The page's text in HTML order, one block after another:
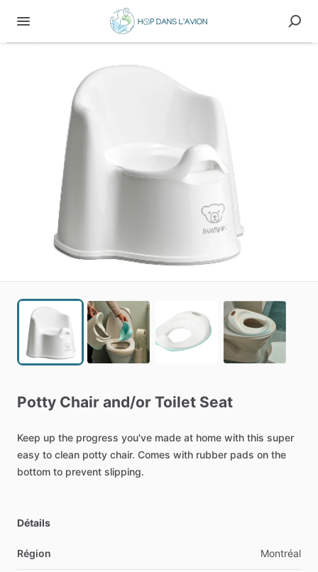
Potty Chair and​​/​​or Toilet Seat
Keep up the progress you've made at home with this super
easy to clean potty chair. Comes with rubber pads on the
bottom to prevent slipping.
Détails
Région Montréal